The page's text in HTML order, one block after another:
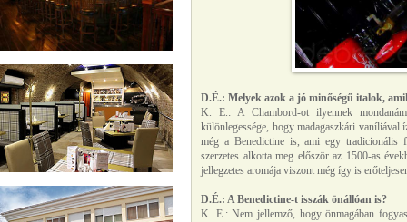
D.É.: Melyek azok a jó minőségű italok,
K. E.: A Chambord-ot ilyennek
különlegessége, hogy madagaszkári vaníliával
még a Benedictine is, ami egy tradicionális
szerzetes alkotta meg először az 1500-as
jellegzetes aromája viszont még így is
D.É.: A Benedictine-t isszák önállóan is?
K. E.: Nem jellemző, hogy önmagában